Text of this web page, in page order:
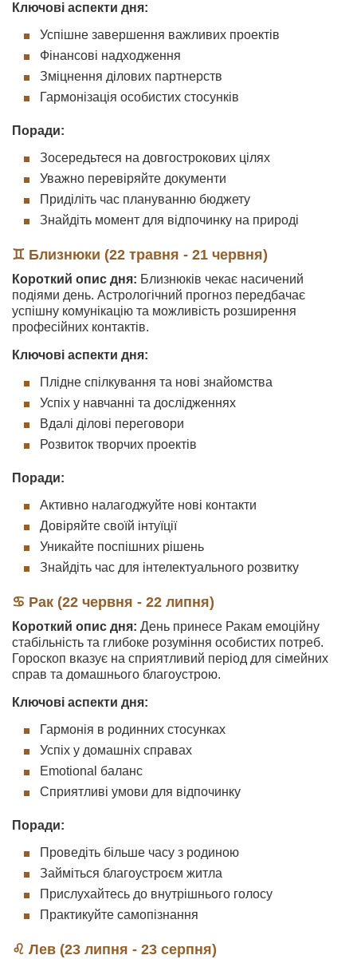
Ключові аспекти дня:
Успішне завершення важливих проектів
Фінансові надходження
Зміцнення ділових партнерств
Гармонізація особистих стосунків
Поради:
Зосередьтеся на довгострокових цілях
Уважно перевіряйте документи
Приділіть час плануванню бюджету
Знайдіть момент для відпочинку на природі
♊ Близнюки (22 травня - 21 червня)
Короткий опис дня: Близнюків чекає насичений
подіями день. Астрологічний прогноз передбачає
успішну комунікацію та можливість розширення
професійних контактів.
Ключові аспекти дня:
Плідне спілкування та нові знайомства
Успіх у навчанні та дослідженнях
Вдалі ділові переговори
Розвиток творчих проектів
Поради:
Активно налагоджуйте нові контакти
Довіряйте своїй інтуїції
Уникайте поспішних рішень
Знайдіть час для інтелектуального розвитку
♋ Рак (22 червня - 22 липня)
Короткий опис дня: День принесе Ракам емоційну
стабільність та глибоке розуміння особистих потреб.
Гороскоп вказує на сприятливий період для сімейних
справ та домашнього благоустрою.
Ключові аспекти дня:
Гармонія в родинних стосунках
Успіх у домашніх справах
Emotional баланс
Сприятливі умови для відпочинку
Поради:
Проведіть більше часу з родиною
Займіться благоустроєм житла
Прислухайтесь до внутрішнього голосу
Практикуйте самопізнання
♌ Лев (23 липня - 23 серпня)